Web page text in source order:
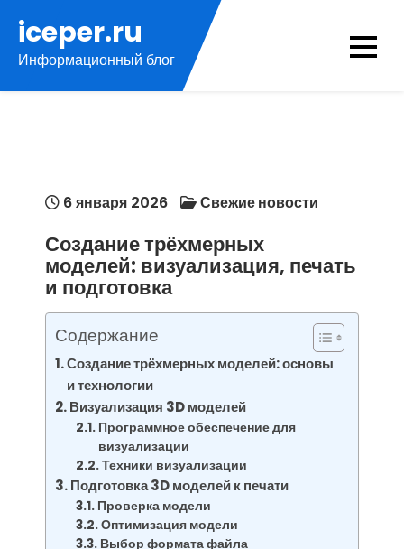
содержимому
iceper.ru
Информационный блог
6 января 2026 Свежие новости
Создание трёхмерных
моделей: визуализация, печать
и подготовка
Содержание
Создание трёхмерных моделей: основы
и технологии
Визуализация 3D моделей
Программное обеспечение для
визуализации
Техники визуализации
Подготовка 3D моделей к печати
Проверка модели
Оптимизация модели
Выбор формата файла